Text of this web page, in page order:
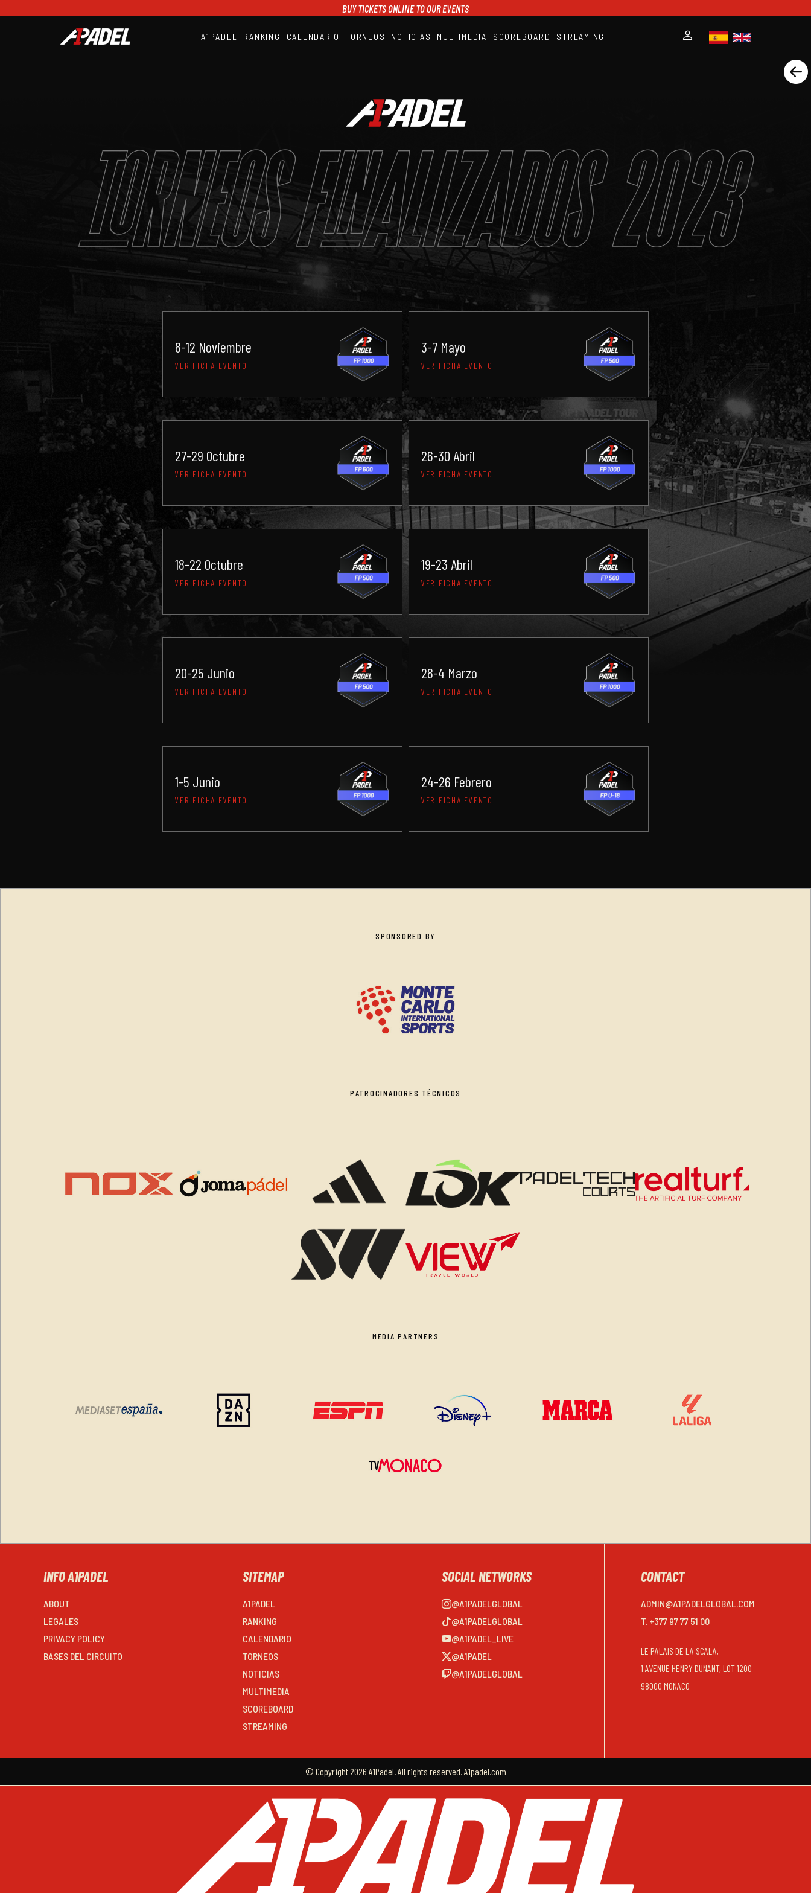
BUY TICKETS ONLINE TO OUR EVENTS
A1PADEL RANKING CALENDARIO TORNEOS NOTICIAS MULTIMEDIA SCOREBOARD STREAMING
NOTICIAS
MULTIMEDIA
SCOREBOARD
TORNEOS FINALIZADOS 2023
8-12 Noviembre
VER FICHA EVENTO
27-29 Octubre
VER FICHA EVENTO
18-22 Octubre
VER FICHA EVENTO
20-25 Junio
VER FICHA EVENTO
1-5 Junio
VER FICHA EVENTO
3-7 Mayo
VER FICHA EVENTO
26-30 Abril
VER FICHA EVENTO
19-23 Abril
VER FICHA EVENTO
28-4 Marzo
VER FICHA EVENTO
24-26 Febrero
VER FICHA EVENTO
SPONSORED BY
PATROCINADORES TÉCNICOS
MEDIA PARTNERS
INFO A1PADEL
ABOUT
LEGALES
PRIVACY POLICY
BASES DEL CIRCUITO
SITEMAP
A1PADEL
RANKING
CALENDARIO
TORNEOS
NOTICIAS
MULTIMEDIA
SCOREBOARD
STREAMING
SOCIAL NETWORKS
@A1PADELGLOBAL
@A1PADELGLOBAL
@A1PADEL_LIVE
@A1PADEL
@A1PADELGLOBAL
CONTACT
ADMIN@A1PADELGLOBAL.COM
T. +377 97 77 51 00
LE PALAIS DE LA SCALA,
1 AVENUE HENRY DUNANT, LOT 1200
98000 MONACO
© Copyright 2026 A1Padel. All rights reserved. A1padel.com